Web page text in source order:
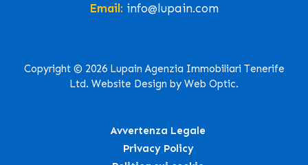
Email: info@lupain.com
Copyright © 2026 Lupain Agenzia Immobiliari Tenerife
Ltd. Website Design by Web Optic.
Avvertenza Legale
Privacy Policy